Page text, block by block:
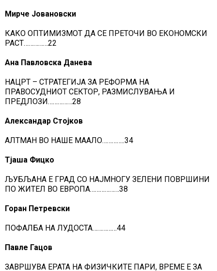
Мирче Јовановски
КАКО ОПТИМИЗМОТ ДА СЕ ПРЕТОЧИ ВО ЕКОНОМСКИ
РАСТ……………22
Ана Павловска Данева
НАЦРТ – СТРАТЕГИЈА ЗА РЕФОРМА НА
ПРАВОСУДНИОТ СЕКТОР, РАЗМИСЛУВАЊА И
ПРЕДЛОЗИ……………28
Александар Стојков
АЛТМАН ВО НАШЕ МААЛО…………..34
Тјаша Фицко
ЉУБЉАНА Е ГРАД СО НАЈМНОГУ ЗЕЛЕНИ ПОВРШИНИ
ПО ЖИТЕЛ ВО ЕВРОПА………………38
Горан Петревски
ПОФАЛБА НА ЛУДОСТА……………44
Павле Гацов
ЗАВРШУВА ЕРАТА НА ФИЗИЧКИТЕ ПАРИ, ВРЕМЕ Е ЗА